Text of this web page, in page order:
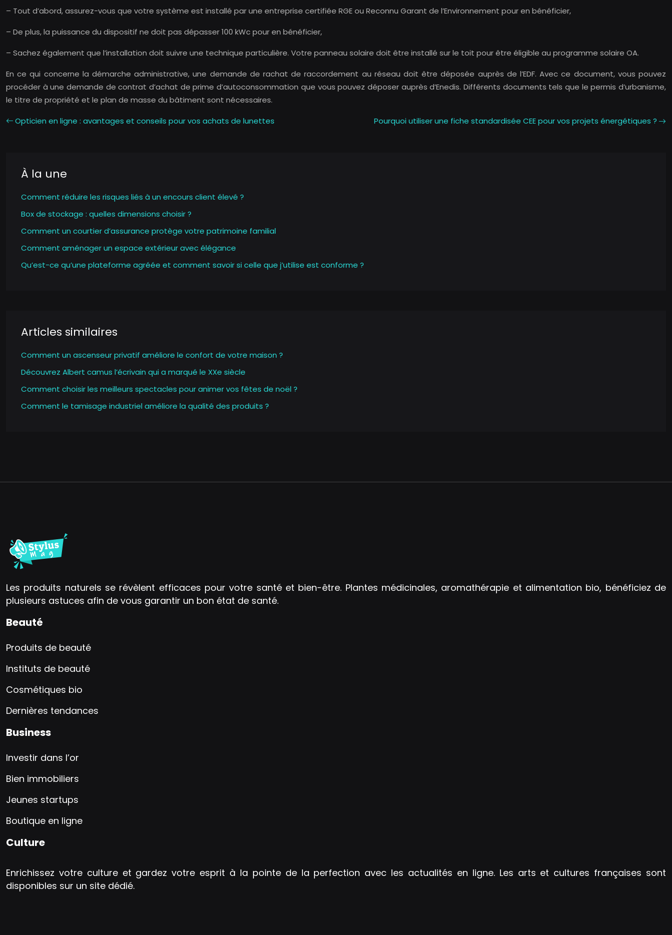
– Tout d’abord, assurez-vous que votre système est installé par une entreprise certifiée RGE ou Reconnu Garant de l’Environnement pour en bénéficier,
– De plus, la puissance du dispositif ne doit pas dépasser 100 kWc pour en bénéficier,
– Sachez également que l’installation doit suivre une technique particulière. Votre panneau solaire doit être installé sur le toit pour être éligible au programme solaire OA.
En ce qui concerne la démarche administrative, une demande de rachat de raccordement au réseau doit être déposée auprès de l’EDF. Avec ce document, vous pouvez
procéder à une demande de contrat d’achat de prime d’autoconsommation que vous pouvez déposer auprès d’Enedis. Différents documents tels que le permis d’urbanisme,
le titre de propriété et le plan de masse du bâtiment sont nécessaires.
Opticien en ligne : avantages et conseils pour vos achats de lunettes
Pourquoi utiliser une fiche standardisée CEE pour vos projets énergétiques ?
À la une
Comment réduire les risques liés à un encours client élevé ?
Box de stockage : quelles dimensions choisir ?
Comment un courtier d’assurance protège votre patrimoine familial
Comment aménager un espace extérieur avec élégance
Qu’est-ce qu’une plateforme agréée et comment savoir si celle que j’utilise est conforme ?
Articles similaires
Comment un ascenseur privatif améliore le confort de votre maison ?
Découvrez Albert camus l’écrivain qui a marqué le XXe siècle
Comment choisir les meilleurs spectacles pour animer vos fêtes de noël ?
Comment le tamisage industriel améliore la qualité des produits ?
Les produits naturels se révèlent efficaces pour votre santé et bien-être. Plantes médicinales, aromathérapie et alimentation bio, bénéficiez de
plusieurs astuces afin de vous garantir un bon état de santé.
Beauté
Produits de beauté
Instituts de beauté
Cosmétiques bio
Dernières tendances
Business
Investir dans l’or
Bien immobiliers
Jeunes startups
Boutique en ligne
Culture
Enrichissez votre culture et gardez votre esprit à la pointe de la perfection avec les actualités en ligne. Les arts et cultures françaises sont
disponibles sur un site dédié.